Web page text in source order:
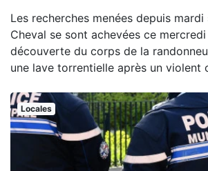
Les recherches menées depuis
Cheval se sont achevées ce
découverte du corps de la
une lave torrentielle après un violent
Locales